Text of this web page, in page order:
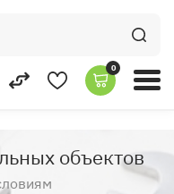
0
объектов